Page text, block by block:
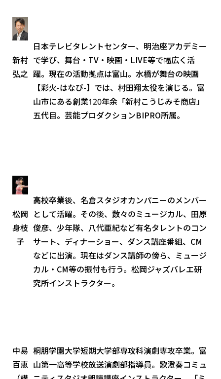
新村
弘之
日本テレビタレントセンター、明治座アカデミー
で学び、舞台・TV・映画・LIVE等で幅広く活
躍。現在の活動拠点は富山。水橋が舞台の映画
【彩火-はなび-】では、村田翔太役を演じる。富
山市にある創業120年余「新村こうじみそ商店」
五代目。芸能プロダクションBIPRO所属。
松岡
身枝
子
高校卒業後、名倉スタジオカンパニーのメンバー
として活躍。その後、数々のミュージカル、田原
俊彦、少年隊、八代亜紀など有名タレントのコン
サート、ディナーショー、ダンス講座番組、CM
などに出演。現在はダンス講師の傍ら、ミュージ
カル・CM等の振付も行う。松岡ジャズバレエ研
究所インストラクター。
中易
百恵
桐朋学園大学短期大学部専攻科演劇専攻卒業。富
山第一高等学校放送演劇部指導員。歌澄奏コミュ